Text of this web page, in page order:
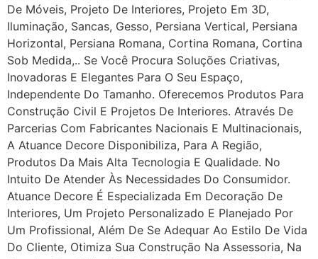
De Móveis, Projeto De Interiores, Projeto Em 3D,
Iluminação, Sancas, Gesso, Persiana Vertical, Persiana
Horizontal, Persiana Romana, Cortina Romana, Cortina
Sob Medida,.. Se Você Procura Soluções Criativas,
Inovadoras E Elegantes Para O Seu Espaço,
Independente Do Tamanho. Oferecemos Produtos Para
Construção Civil E Projetos De Interiores. Através De
Parcerias Com Fabricantes Nacionais E Multinacionais,
A Atuance Decore Disponibiliza, Para A Região,
Produtos Da Mais Alta Tecnologia E Qualidade. No
Intuito De Atender Às Necessidades Do Consumidor.
Atuance Decore É Especializada Em Decoração De
Interiores, Um Projeto Personalizado E Planejado Por
Um Profissional, Além De Se Adequar Ao Estilo De Vida
Do Cliente, Otimiza Sua Construção Na Assessoria, Na